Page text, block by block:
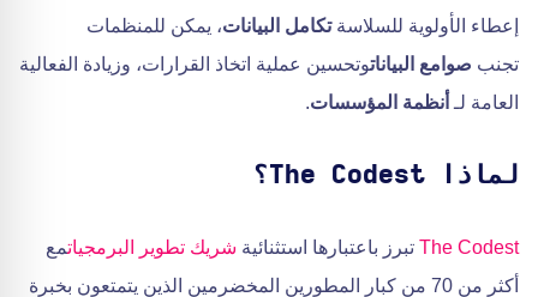
إعطاء الأولوية للسلاسةتكامل البيانات، يمكن للمنظمات
تجنب صوامع البياناتوتحسين عملية اتخاذ القرارات، وزيادة الفعالية
العامة لـ أنظمة المؤسسات.
لماذا The Codest؟
The Codest تبرز باعتبارها استثنائية شريك تطوير البرمجياتمع
أكثر من 70 من كبار المطورين المخضرمين الذين يتمتعون بخبرة